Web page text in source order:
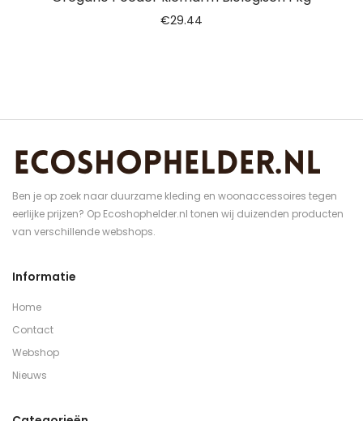
€29.44
Ben je op zoek naar duurzame kleding en woonaccessoires tegen
eerlijke prijzen? Op Ecoshophelder.nl tonen wij duizenden producten
van verschillende webshops.
Informatie
Home
Contact
Webshop
Nieuws